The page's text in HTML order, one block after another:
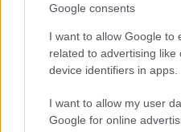
Google consents
I want to allow Google to
related to advertising like
device identifiers in apps.
I want to allow my user
Google for online